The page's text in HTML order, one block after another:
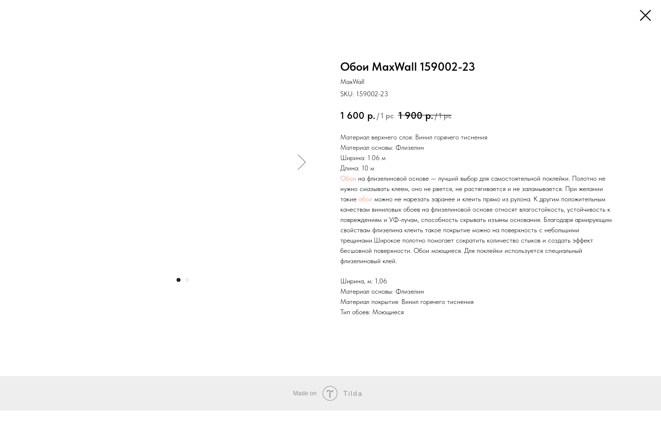
Обои MaxWall 159002-23
MaxWall
SKU: 159002-23
1 600 р. /1 pc 1 900 р./1 pc
Материал верхнего слоя: Винил горячего тиснения
Материал основы: Флизелин
Ширина: 1.06 м
Длина: 10 м
Обои на флизелиновой основе — лучший выбор для самостоятельной поклейки. Полотно не
нужно смазывать клеем, оно не рвется, не растягивается и не заламывается. При желании
такие обои можно не нарезать заранее и клеить прямо из рулона. К другим положительным
качествам виниловых обоев на флизелиновой основе относят влагостойкость, устойчивость к
повреждениям и УФ-лучам, способность скрывать изъяны основания. Благодаря армирующим
свойствам флизелина клеить такое покрытие можно на поверхность с небольшими
трещинами.Широкое полотно помогает сократить количество стыков и создать эффект
бесшовной поверхности. Обои моющиеся. Для поклейки используется специальный
флизелиновый клей.
Ширина, м: 1,06
Материал основы: Флизелин
Материал покрытия: Винил горячего тиснения
Тип обоев: Моющиеся
Made on Tilda